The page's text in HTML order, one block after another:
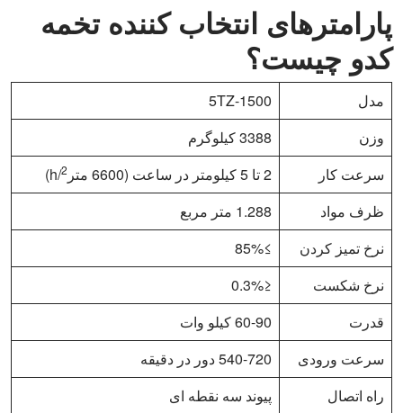
پارامترهای انتخاب کننده تخمه
کدو چیست؟
مدل
5TZ-1500
وزن
3388 کیلوگرم
سرعت کار
2 تا 5 کیلومتر در ساعت (6600 متر 2
/h)
ظرف مواد
1.288 متر مربع
نرخ تمیز کردن
≥85%
نرخ شکست
≤0.3%
قدرت
60-90 کیلو وات
سرعت ورودی
540-720 دور در دقیقه
راه اتصال
پیوند سه نقطه ای